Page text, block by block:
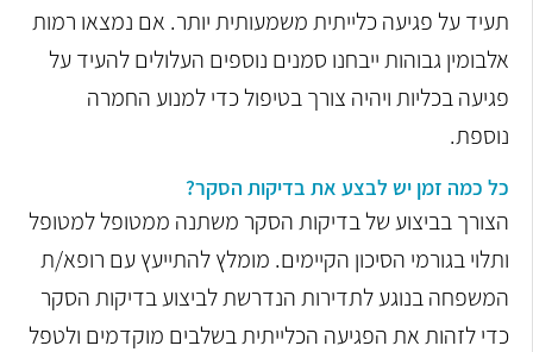
תעיד על פגיעה כלייתית משמעותית יותר. אם נמצאו רמות
אלבומין גבוהותייבחנו סמנים נוספים העלולים להעיד על
פגיעה בכליות ויהיה צורך בטיפול כדילמנוע החמרה
נוספת.
כל כמה זמן יש לבצע את בדיקות הסקר?
הצורך בביצוע של בדיקות הסקר משתנה ממטופל למטופל
ותלוי בגורמי הסיכון הקיימים. מומלץ להתייעץ עם רופא/ת
המשפחה בנוגע לתדירות הנדרשת לביצועבדיקות הסקר
כדי לזהות את הפגיעה הכלייתית בשלבים מוקדמים ולטפל